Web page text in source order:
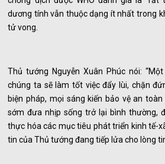
dương tính vẫn thuộc dạng ít nhất trong
tử vong.
Thủ tướng Nguyễn Xuân Phúc nói:
chúng ta sẽ làm tốt việc đẩy lùi, chặn
biện pháp, mọi sáng kiến bảo vệ an
sớm đưa nhịp sống trở lại bình thường,
thực hóa các mục tiêu phát triển kinh tế-
tin của Thủ tướng đang tiếp lửa cho lòng